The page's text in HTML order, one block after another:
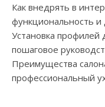
Как внедрять в
функциональность
Установка профилей
пошаговое
Преимущества
профессиональный